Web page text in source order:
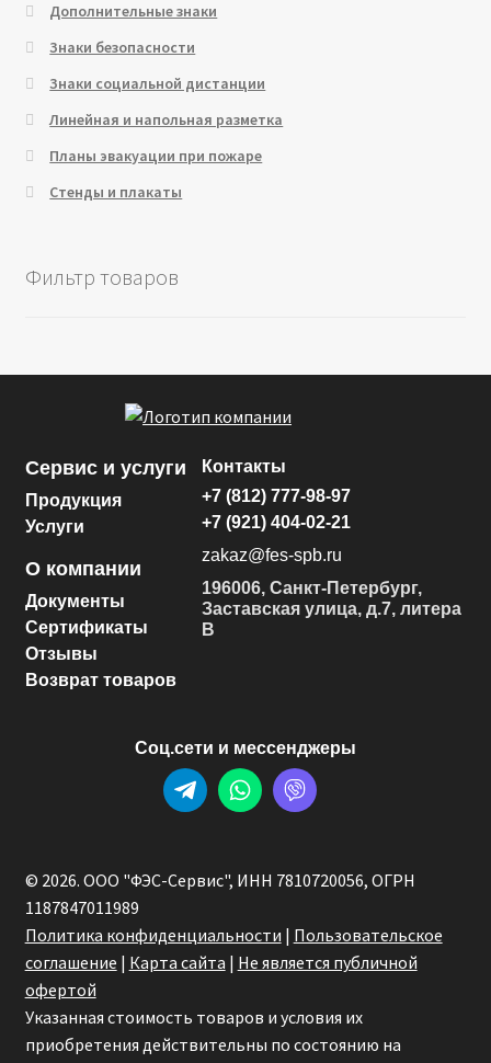
Дополнительные знаки
Знаки безопасности
Знаки социальной дистанции
Линейная и напольная разметка
Планы эвакуации при пожаре
Стенды и плакаты
Фильтр товаров
Сервис и услуги
Продукция
Услуги
О компании
Документы
Сертификаты
Отзывы
Возврат товаров
Контакты
+7 (812) 777-98-97
+7 (921) 404-02-21
zakaz@fes-spb.ru
196006, Санкт-Петербург,
Заставская улица, д.7, литера
В
Соц.сети и мессенджеры
© 2026. ООО "ФЭС-Сервис", ИНН 7810720056, ОГРН
1187847011989
Политика конфиденциальности | Пользовательское
соглашение | Карта сайта | Не является публичной
офертой
Указанная стоимость товаров и условия их
приобретения действительны по состоянию на